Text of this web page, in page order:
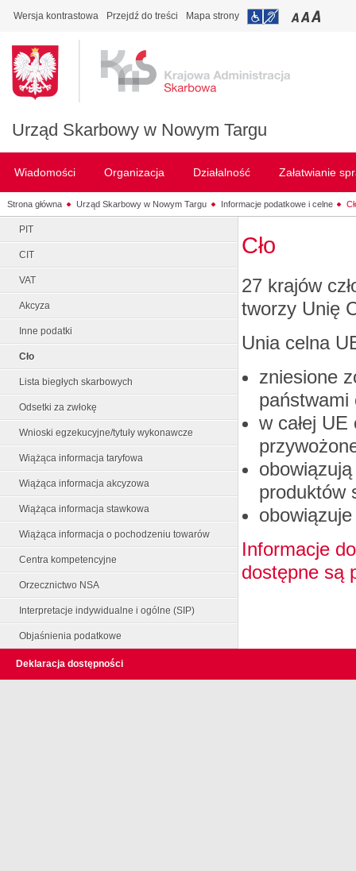
Wersja kontrastowa Przejdź do treści Mapa strony
Urząd Skarbowy w Nowym Targu
Wiadomości Organizacja Działalność Załatwianie
Strona główna Urząd Skarbowy w Nowym Targu Informacje podatkowe i celne
PIT
CIT
VAT
Akcyza
Inne podatki
Cło
Lista biegłych skarbowych
Odsetki za zwłokę
Wnioski egzekucyjne/tytuły wykonawcze
Wiążąca informacja taryfowa
Wiążąca informacja akcyzowa
Wiążąca informacja stawkowa
Wiążąca informacja o pochodzeniu towarów
Centra kompetencyjne
Orzecznictwo NSA
Interpretacje indywidualne i ogólne (SIP)
Objaśnienia podatkowe
Cło
27 krajów
tworzy Unię
Unia celna
zniesione
państwami
w całej
produktów
Informacje
dostępne są
Deklaracja dostępności